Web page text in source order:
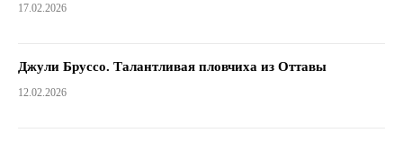
17.02.2026
Джули Бруссо. Талантливая пловчиха из Оттавы
12.02.2026